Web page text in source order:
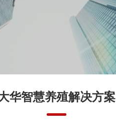
华智慧养殖解决方案